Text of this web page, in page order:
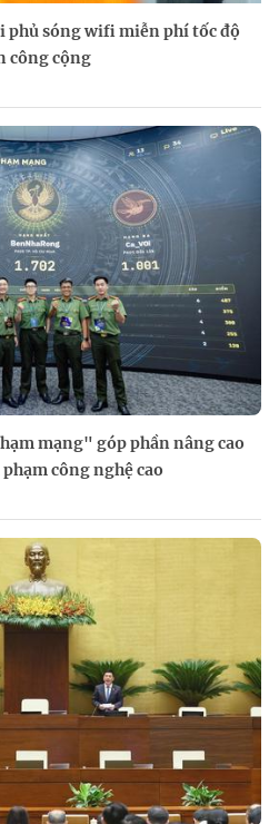
phủ sóng wifi miễn phí tốc độ
công cộng
mạng" góp phần nâng cao
công nghệ cao